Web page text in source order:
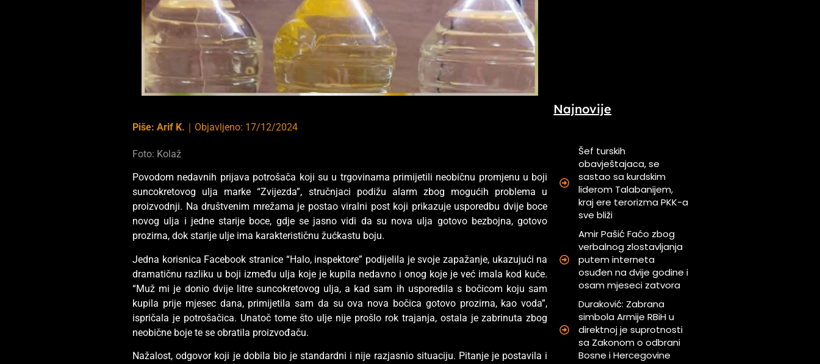
Piše: Arif K. ｜ Objavljeno: 17/12/2024
Foto: Kolaž
Povodom nedavnih prijava potrošača koji su u trgovinama primijetili neobičnu promjenu u boji
suncokretovog ulja marke “Zvijezda”, stručnjaci podižu alarm zbog mogućih problema u
proizvodnji. Na društvenim mrežama je postao viralni post koji prikazuje usporedbu dvije boce
novog ulja i jedne starije boce, gdje se jasno vidi da su nova ulja gotovo bezbojna, gotovo
prozirna, dok starije ulje ima karakterističnu žućkastu boju.
Jedna korisnica Facebook stranice “Halo, inspektore” podijelila je svoje zapažanje, ukazujući na
dramatičnu razliku u boji između ulja koje je kupila nedavno i onog koje je već imala kod kuće.
“Muž mi je donio dvije litre suncokretovog ulja, a kad sam ih usporedila s bočicom koju sam
kupila prije mjesec dana, primijetila sam da su ova nova bočica gotovo prozirna, kao voda”,
ispričala je potrošačica. Unatoč tome što ulje nije prošlo rok trajanja, ostala je zabrinuta zbog
neobične boje te se obratila proizvođaču.
Nažalost, odgovor koji je dobila bio je standardni i nije razjasnio situaciju. Pitanje je postavila i
Najnovije
Šef turskih
obavještajaca, se
sastao sa kurdskim
liderom Talabanijem,
kraj ere terorizma PKK-a
sve bliži
Amir Pašić Faćo zbog
verbalnog zlostavljanja
putem interneta
osuđen na dvije godine i
osam mjeseci zatvora
Duraković: Zabrana
simbola Armije RBiH u
direktnoj je suprotnosti
sa Zakonom o odbrani
Bosne i Hercegovine